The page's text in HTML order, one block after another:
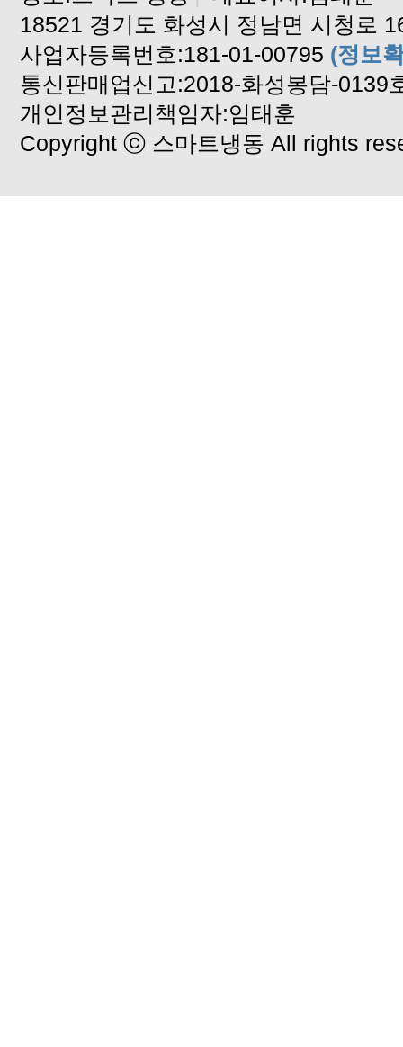
18521 경기도 화성시 정남면 시청로
사업자등록번호:181-01-00795 (정보
통신판매업신고:2018-화성봉담-0139
개인정보관리책임자:임태훈
Copyright ⓒ 스마트냉동 All rights